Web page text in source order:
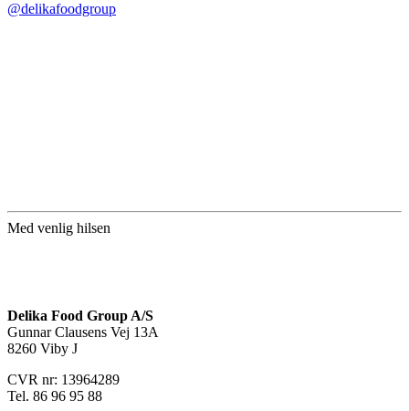
@delikafoodgroup
Med venlig hilsen
Delika Food Group A/S
Gunnar Clausens Vej 13A
8260 Viby J
CVR nr: 13964289
Tel. 86 96 95 88